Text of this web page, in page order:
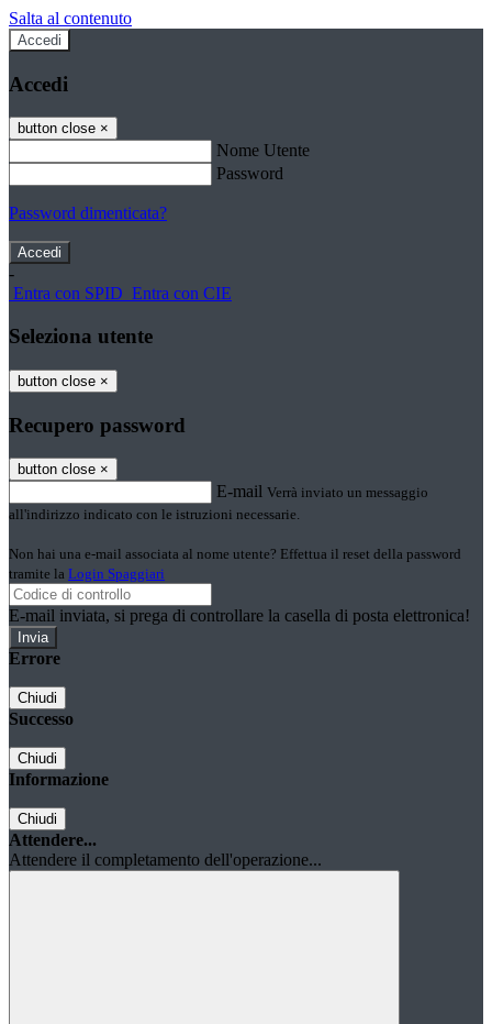
Salta al contenuto
Accedi
Accedi
button close ×
Nome Utente
Password
Password dimenticata?
-
Entra con SPID Entra con CIE
Seleziona utente
button close ×
Recupero password
button close ×
E-mail Verrà inviato un messaggio
all'indirizzo indicato con le istruzioni necessarie.
Non hai una e-mail associata al nome utente? Effettua il reset della password
tramite la Login Spaggiari
E-mail inviata, si prega di controllare la casella di posta elettronica!
Errore
Chiudi
Successo
Chiudi
Informazione
Chiudi
Attendere...
Attendere il completamento dell'operazione...